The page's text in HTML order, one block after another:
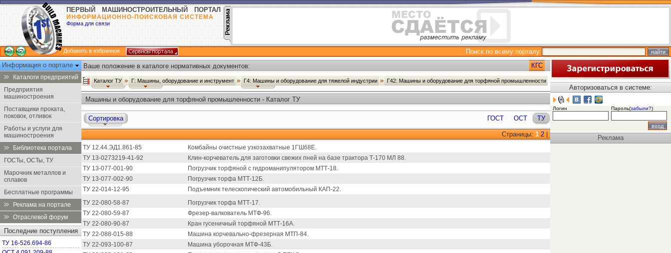
ПЕРВЫЙ МАШИНОСТРОИТЕЛЬНЫЙ ПОРТАЛ
ИНФОРМАЦИОННО-ПОИСКОВАЯ СИСТЕМА
Форма для связи
Добавить в избранное
Поиск по всему порталу
Информация о портале
Каталоги предприятий
Предприятия
машиностроения
Поставщики проката,
поковок, отливок
Работы и услуги для
машиностроения
Библиотека портала
ГОСТы, ОСТы, ТУ
Марочник металлов и
сплавов
Бесплатные программы
Реклама на портале
Отраслевой форум
Последние поступления
ТУ 16-526.694-86
Ваше положение в каталоге нормативных документов: КГС
Каталог ТУ Г: Машины, оборудование и инструмент Г4: Машины и оборудование для тяжелой индустрии Г42: Машины и оборудование для торфяной промышленности
Машины и оборудование для торфяной промышленности - Каталог ТУ
Сортировка ГОСТ ОСТ ТУ
Страницы: 1 2
ТУ 12.44.ЭД1.861-85
Комбайны очистные узкозахватные 1ГШ68Е.
ТУ 13-0273219-41-92
Клин-корчеватель для заготовки свежих пней на базе трактора Т-170 МЛ 88.
ТУ 13-077-001-90
Погрузчик торфяной с гидроманипулятором МТТ-18.
ТУ 13-077-002-90
Погрузчик торфа МТТ-12Б.
ТУ 22-014-12-95
Подъемник телескопический автомобильный КАП-22.
ТУ 22-080-58-87
Погрузчик торфа МТТ-17.
ТУ 22-080-59-87
Фрезер-валкователь МТФ-96.
ТУ 22-080-90-87
Кран гусеничный торфяной МТТ-16А.
ТУ 22-088-015-88
Машина корчевально-фрезерная МТП-84.
ТУ 22-093-100-87
Машина уборочная МТФ-43Б.
Авторизоваться в системе:
Логин Пароль(забыли?)
Реклама